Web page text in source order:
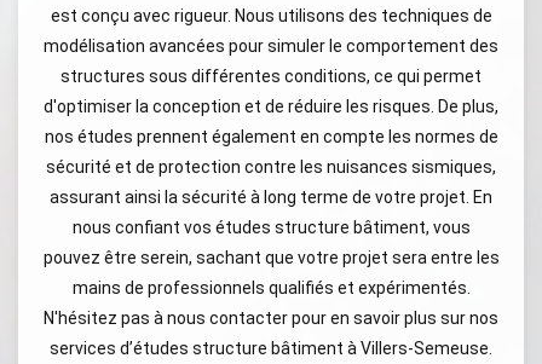
est conçu avec rigueur. Nous utilisons des techniques de
modélisation avancées pour simuler le comportement des
structures sous différentes conditions, ce qui permet
d'optimiser la conception et de réduire les risques. De plus,
nos études prennent également en compte les normes de
sécurité et de protection contre les nuisances sismiques,
assurant ainsi la sécurité à long terme de votre projet. En
nous confiant vos études structure bâtiment, vous
pouvez être serein, sachant que votre projet sera entre les
mains de professionnels qualifiés et expérimentés.
N'hésitez pas à nous contacter pour en savoir plus sur nos
services d’études structure bâtiment à Villers-Semeuse.